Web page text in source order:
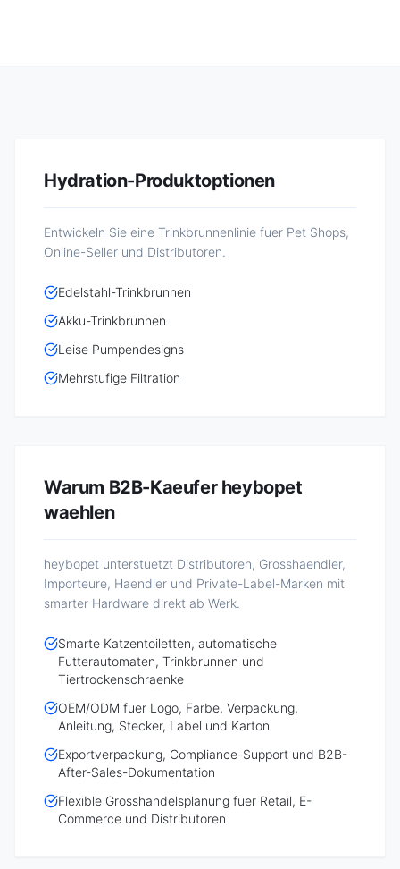
Hydration-Produktoptionen
Entwickeln Sie eine Trinkbrunnenlinie fuer Pet Shops,
Online-Seller und Distributoren.
Edelstahl-Trinkbrunnen
Akku-Trinkbrunnen
Leise Pumpendesigns
Mehrstufige Filtration
Warum B2B-Kaeufer heybopet
waehlen
heybopet unterstuetzt Distributoren, Grosshaendler,
Importeure, Haendler und Private-Label-Marken mit
smarter Hardware direkt ab Werk.
Smarte Katzentoiletten, automatische
Futterautomaten, Trinkbrunnen und
Tiertrockenschraenke
OEM/ODM fuer Logo, Farbe, Verpackung,
Anleitung, Stecker, Label und Karton
Exportverpackung, Compliance-Support und B2B-
After-Sales-Dokumentation
Flexible Grosshandelsplanung fuer Retail, E-
Commerce und Distributoren